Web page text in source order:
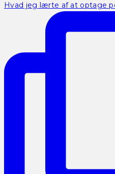
Hvad jeg lærte af at optage